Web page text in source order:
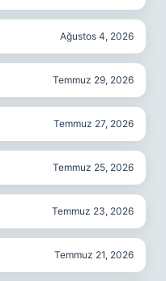
Ağustos 4, 2026
Temmuz 29, 2026
Temmuz 27, 2026
Temmuz 25, 2026
Temmuz 23, 2026
Temmuz 21, 2026